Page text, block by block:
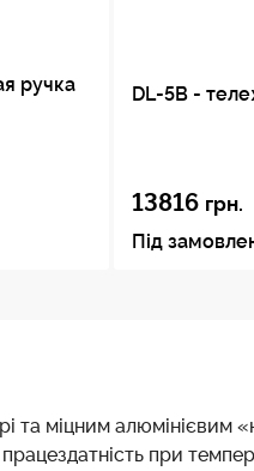
ручка DL-5B -
13816 грн.
Під
та міцним алюмінієвим
при